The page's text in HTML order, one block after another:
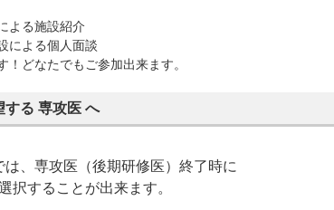
よる施設紹介
よる個人面談
どなたでもご参加出来ます。
する 専攻医 へ
、専攻医（後期研修医）終了時に
択することが出来ます。